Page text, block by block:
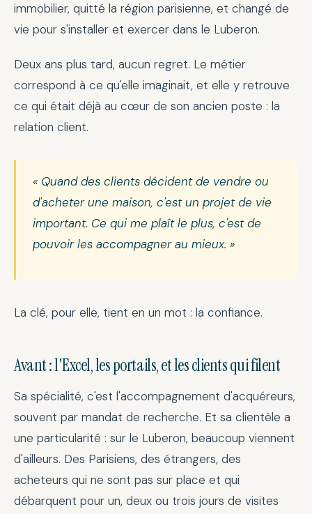
immobilier, quitté la région parisienne, et changé de
vie pour s'installer et exercer dans le Luberon.
Deux ans plus tard, aucun regret. Le métier
correspond à ce qu'elle imaginait, et elle y retrouve
ce qui était déjà au cœur de son ancien poste : la
relation client.
« Quand des clients décident de vendre ou
d'acheter une maison, c'est un projet de vie
important. Ce qui me plaît le plus, c'est de
pouvoir les accompagner au mieux. »
La clé, pour elle, tient en un mot : la confiance.
Avant : l'Excel, les portails, et les clients qui filent
Sa spécialité, c'est l'accompagnement d'acquéreurs,
souvent par mandat de recherche. Et sa clientèle a
une particularité : sur le Luberon, beaucoup viennent
d'ailleurs. Des Parisiens, des étrangers, des
acheteurs qui ne sont pas sur place et qui
débarquent pour un, deux ou trois jours de visites